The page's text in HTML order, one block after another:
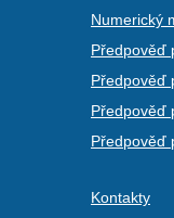
Numerický
Předpověď
Předpověď
Předpověď
Předpověď
Kontakty